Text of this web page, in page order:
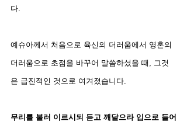
다.
예슈아께서 처음으로 육신의 더러움에서 영혼의
더러움으로 초점을 바꾸어 말씀하셨을 때, 그것
은 급진적인 것으로 여겨졌습니다.
무리를 불러 이르시되 듣고 깨달으라 입으로 들어